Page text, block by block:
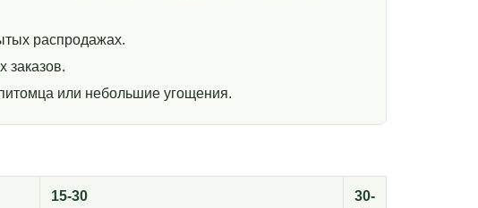
распродажах.
заказов.
или небольшие угощения.
15-30
30-